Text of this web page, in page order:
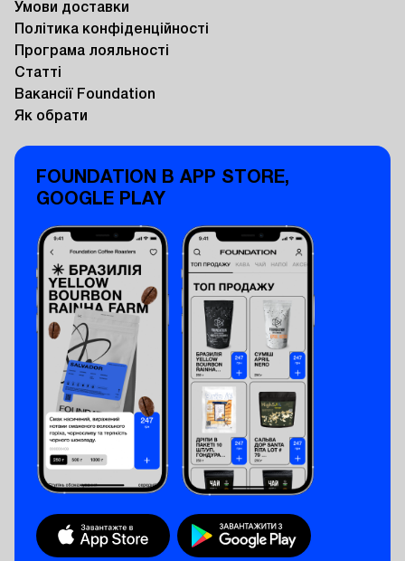
Умови доставки
Політика конфіденційності
Програма лояльності
Статті
Вакансії Foundation
Як обрати
FOUNDATION В APP STORE,
GOOGLE PLAY